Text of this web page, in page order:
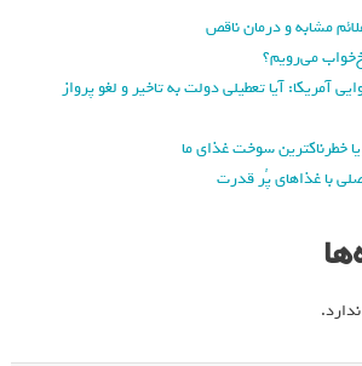
مشابه و درمان ناقص
می‌رویم؟
آمریکا: آیا تعطیلی دولت به تاخیر و لغو پرواز
خطرناکترین سوخت غذای ما
با غذاهای پُر قدرت